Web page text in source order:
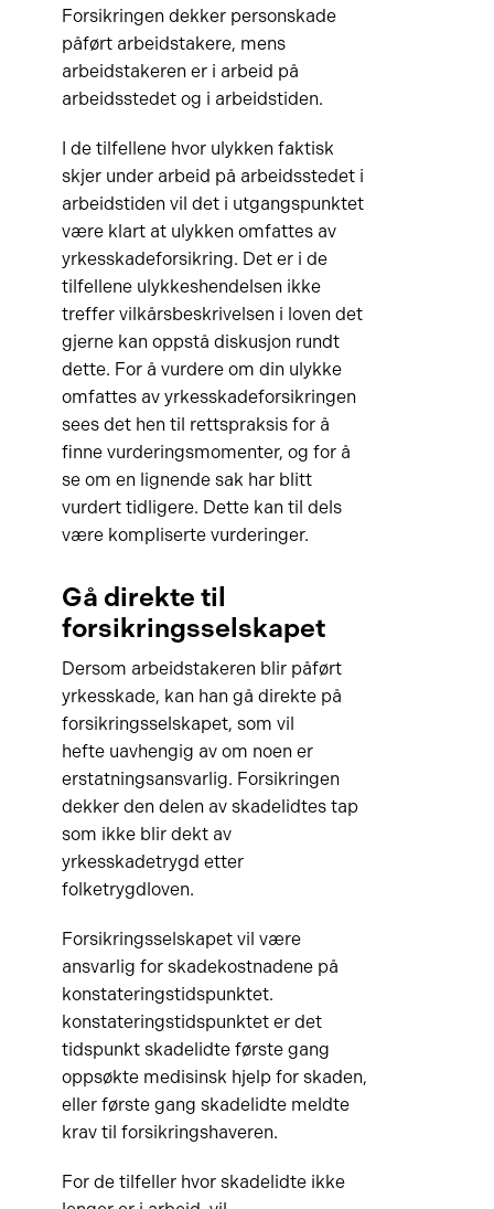
Forsikringen dekker personskade
påført arbeidstakere, mens
arbeidstakeren er i arbeid på
arbeidsstedet og i arbeidstiden.
I de tilfellene hvor ulykken faktisk
skjer under arbeid på arbeidsstedet i
arbeidstiden vil det i utgangspunktet
være klart at ulykken omfattes av
yrkesskadeforsikring. Det er i de
tilfellene ulykkeshendelsen ikke
treffer vilkårsbeskrivelsen i loven det
gjerne kan oppstå diskusjon rundt
dette. For å vurdere om din ulykke
omfattes av yrkesskadeforsikringen
sees det hen til rettspraksis for å
finne vurderingsmomenter, og for å
se om en lignende sak har blitt
vurdert tidligere. Dette kan til dels
være kompliserte vurderinger.
Gå direkte til
forsikringsselskapet
Dersom arbeidstakeren blir påført
yrkesskade, kan han gå direkte på
forsikringsselskapet, som vil
hefte uavhengig av om noen er
erstatningsansvarlig. Forsikringen
dekker den delen av skadelidtes tap
som ikke blir dekt av
yrkesskadetrygd etter
folketrygdloven.
Forsikringsselskapet vil være
ansvarlig for skadekostnadene på
konstateringstidspunktet.
konstateringstidspunktet er det
tidspunkt skadelidte første gang
oppsøkte medisinsk hjelp for skaden,
eller første gang skadelidte meldte
krav til forsikringshaveren.
For de tilfeller hvor skadelidte ikke